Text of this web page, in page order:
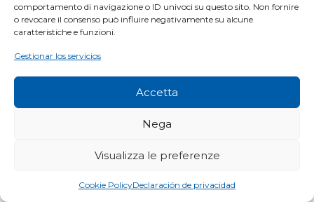
comportamento di navigazione o ID univoci su questo sito. Non fornire
o revocare il consenso può influire negativamente su alcune
caratteristiche e funzioni.
Gestionar los servicios
Accetta
Nega
Visualizza le preferenze
Cookie PolicyDeclaración de privacidad